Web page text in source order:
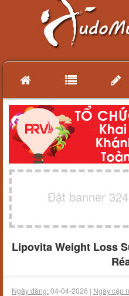
Đặt banner
Lipovita Weight Loss
Ngày đăng:04-04-2026 | Ngày cập